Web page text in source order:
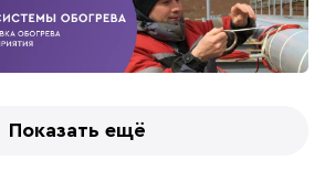
Показать ещё